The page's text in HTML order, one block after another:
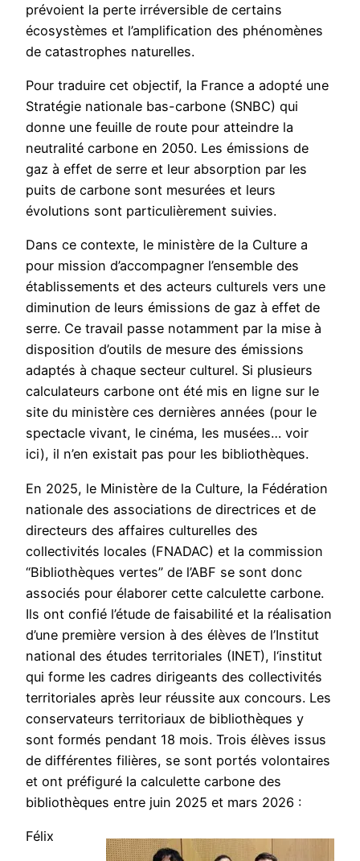
prévoient la perte irréversible de certains
écosystèmes et l’amplification des phénomènes
de catastrophes naturelles.
Pour traduire cet objectif, la France a adopté une
Stratégie nationale bas-carbone (SNBC) qui
donne une feuille de route pour atteindre la
neutralité carbone en 2050. Les émissions de
gaz à effet de serre et leur absorption par les
puits de carbone sont mesurées et leurs
évolutions sont particulièrement suivies.
Dans ce contexte, le ministère de la Culture a
pour mission d’accompagner l’ensemble des
établissements et des acteurs culturels vers une
diminution de leurs émissions de gaz à effet de
serre. Ce travail passe notamment par la mise à
disposition d’outils de mesure des émissions
adaptés à chaque secteur culturel. Si plusieurs
calculateurs carbone ont été mis en ligne sur le
site du ministère ces dernières années (pour le
spectacle vivant, le cinéma, les musées… voir
ici), il n’en existait pas pour les bibliothèques.
En 2025, le Ministère de la Culture, la Fédération
nationale des associations de directrices et de
directeurs des affaires culturelles des
collectivités locales (FNADAC) et la commission
“Bibliothèques vertes” de l’ABF se sont donc
associés pour élaborer cette calculette carbone.
Ils ont confié l’étude de faisabilité et la réalisation
d’une première version à des élèves de l’Institut
national des études territoriales (INET), l‘institut
qui forme les cadres dirigeants des collectivités
territoriales après leur réussite aux concours. Les
conservateurs territoriaux de bibliothèques y
sont formés pendant 18 mois. Trois élèves issus
de différentes filières, se sont portés volontaires
et ont préfiguré la calculette carbone des
bibliothèques entre juin 2025 et mars 2026 :
Félix